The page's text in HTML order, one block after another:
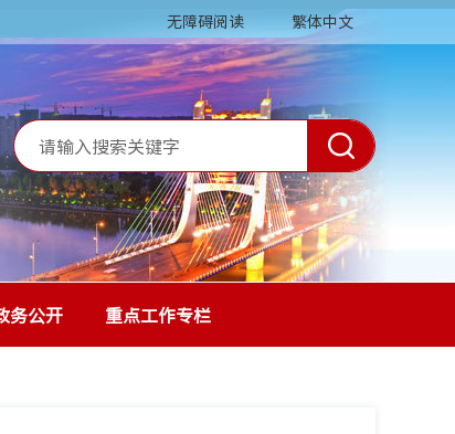
无障碍阅读 繁体中文
务公开 重点工作专栏